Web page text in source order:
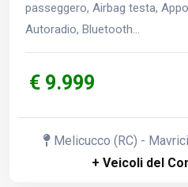
passeggero, Airbag testa,
Autoradio, Bluetooth...
€ 9.999
Melicucco (RC) -
+ Veicoli del